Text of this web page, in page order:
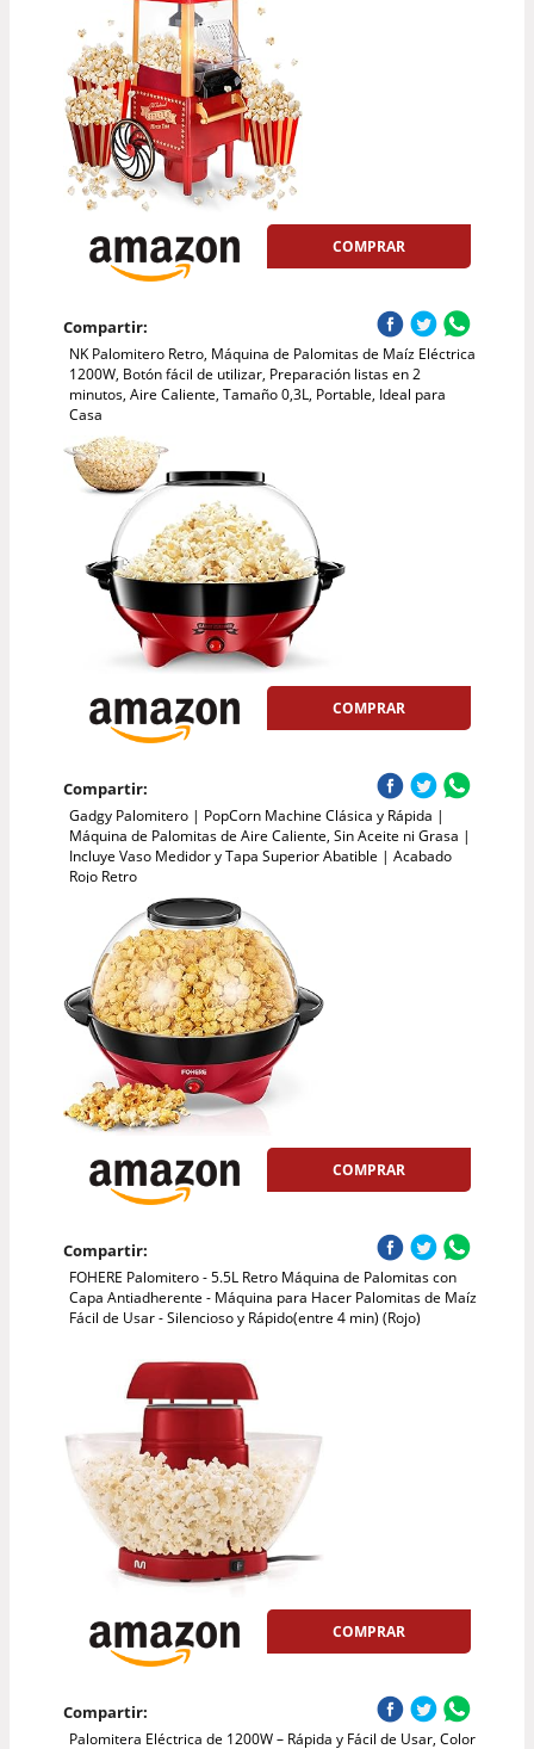
COMPRAR
Compartir:
NK Palomitero Retro, Máquina de Palomitas de Maíz Eléctrica
1200W, Botón fácil de utilizar, Preparación listas en 2
minutos, Aire Caliente, Tamaño 0,3L, Portable, Ideal para
Casa
COMPRAR
Compartir:
Gadgy Palomitero | PopCorn Machine Clásica y Rápida |
Máquina de Palomitas de Aire Caliente, Sin Aceite ni Grasa |
Incluye Vaso Medidor y Tapa Superior Abatible | Acabado
Rojo Retro
COMPRAR
Compartir:
FOHERE Palomitero - 5.5L Retro Máquina de Palomitas con
Capa Antiadherente - Máquina para Hacer Palomitas de Maíz
Fácil de Usar - Silencioso y Rápido(entre 4 min) (Rojo)
COMPRAR
Compartir:
Palomitera Eléctrica de 1200W – Rápida y Fácil de Usar, Color